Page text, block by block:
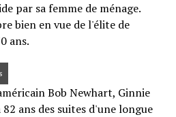
par sa femme de ménage.
bien en vue de l'élite de
ans.
Bob Newhart, Ginnie
ans des suites d'une longue